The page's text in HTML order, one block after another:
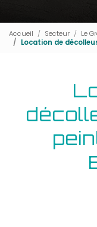
Accueil Secteur
Le
Location de